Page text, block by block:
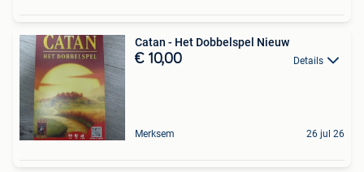
Catan - Het Dobbelspel Nieuw
€ 10,00 Details
Merksem 26 jul 26